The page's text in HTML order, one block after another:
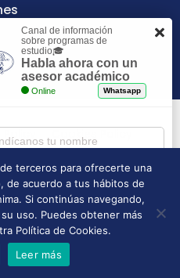
Cookies Policy
de Sevilla | 2026 | Todos los
terceros para ofrecerte una
de acuerdo a tus hábitos de
Si continúas navegando,
uso. Puedes obtener más
Política de Cookies.
Leer más
Canal de información
sobre programas de
estudio🎓
Habla ahora con un
asesor académico
Online Whatsapp
Comenzar chat